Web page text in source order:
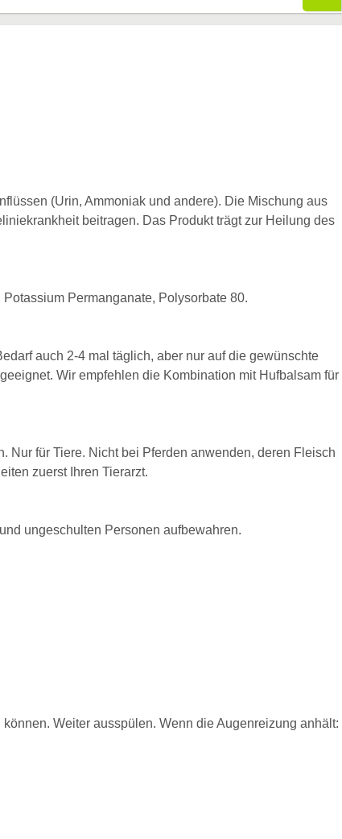
(Urin, Ammoniak und andere). Die Mischung aus
beitragen. Das Produkt trägt zur Heilung des
Permanganate, Polysorbate 80.
auch 2-4 mal täglich, aber nur auf die gewünschte
Wir empfehlen die Kombination mit Hufbalsam für
für Tiere. Nicht bei Pferden anwenden, deren Fleisch
zuerst Ihren Tierarzt.
ungeschulten Personen aufbewahren.
Weiter ausspülen. Wenn die Augenreizung anhält: